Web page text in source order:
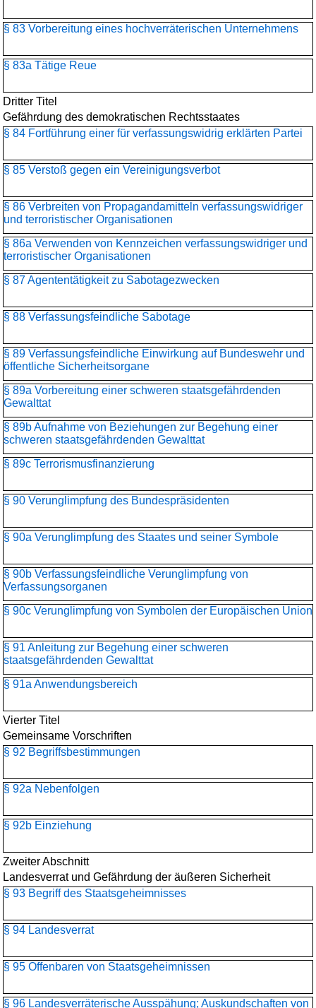
§ 83 Vorbereitung eines hochverräterischen Unternehmens
§ 83a Tätige Reue
Dritter Titel
Gefährdung des demokratischen Rechtsstaates
§ 84 Fortführung einer für verfassungswidrig erklärten Partei
§ 85 Verstoß gegen ein Vereinigungsverbot
§ 86 Verbreiten von Propagandamitteln verfassungswidriger
und terroristischer Organisationen
§ 86a Verwenden von Kennzeichen verfassungswidriger und
terroristischer Organisationen
§ 87 Agententätigkeit zu Sabotagezwecken
§ 88 Verfassungsfeindliche Sabotage
§ 89 Verfassungsfeindliche Einwirkung auf Bundeswehr und
öffentliche Sicherheitsorgane
§ 89a Vorbereitung einer schweren staatsgefährdenden
Gewalttat
§ 89b Aufnahme von Beziehungen zur Begehung einer
schweren staatsgefährdenden Gewalttat
§ 89c Terrorismusfinanzierung
§ 90 Verunglimpfung des Bundespräsidenten
§ 90a Verunglimpfung des Staates und seiner Symbole
§ 90b Verfassungsfeindliche Verunglimpfung von
Verfassungsorganen
§ 90c Verunglimpfung von Symbolen der Europäischen Union
§ 91 Anleitung zur Begehung einer schweren
staatsgefährdenden Gewalttat
§ 91a Anwendungsbereich
Vierter Titel
Gemeinsame Vorschriften
§ 92 Begriffsbestimmungen
§ 92a Nebenfolgen
§ 92b Einziehung
Zweiter Abschnitt
Landesverrat und Gefährdung der äußeren Sicherheit
§ 93 Begriff des Staatsgeheimnisses
§ 94 Landesverrat
§ 95 Offenbaren von Staatsgeheimnissen
§ 96 Landesverräterische Ausspähung; Auskundschaften von